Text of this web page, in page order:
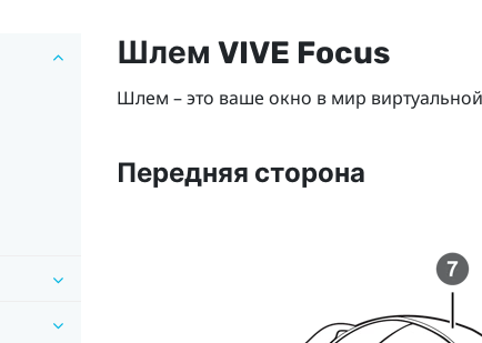
Шлем VIVE Focus
Шлем – это ваше окно в мир
Передняя сторона